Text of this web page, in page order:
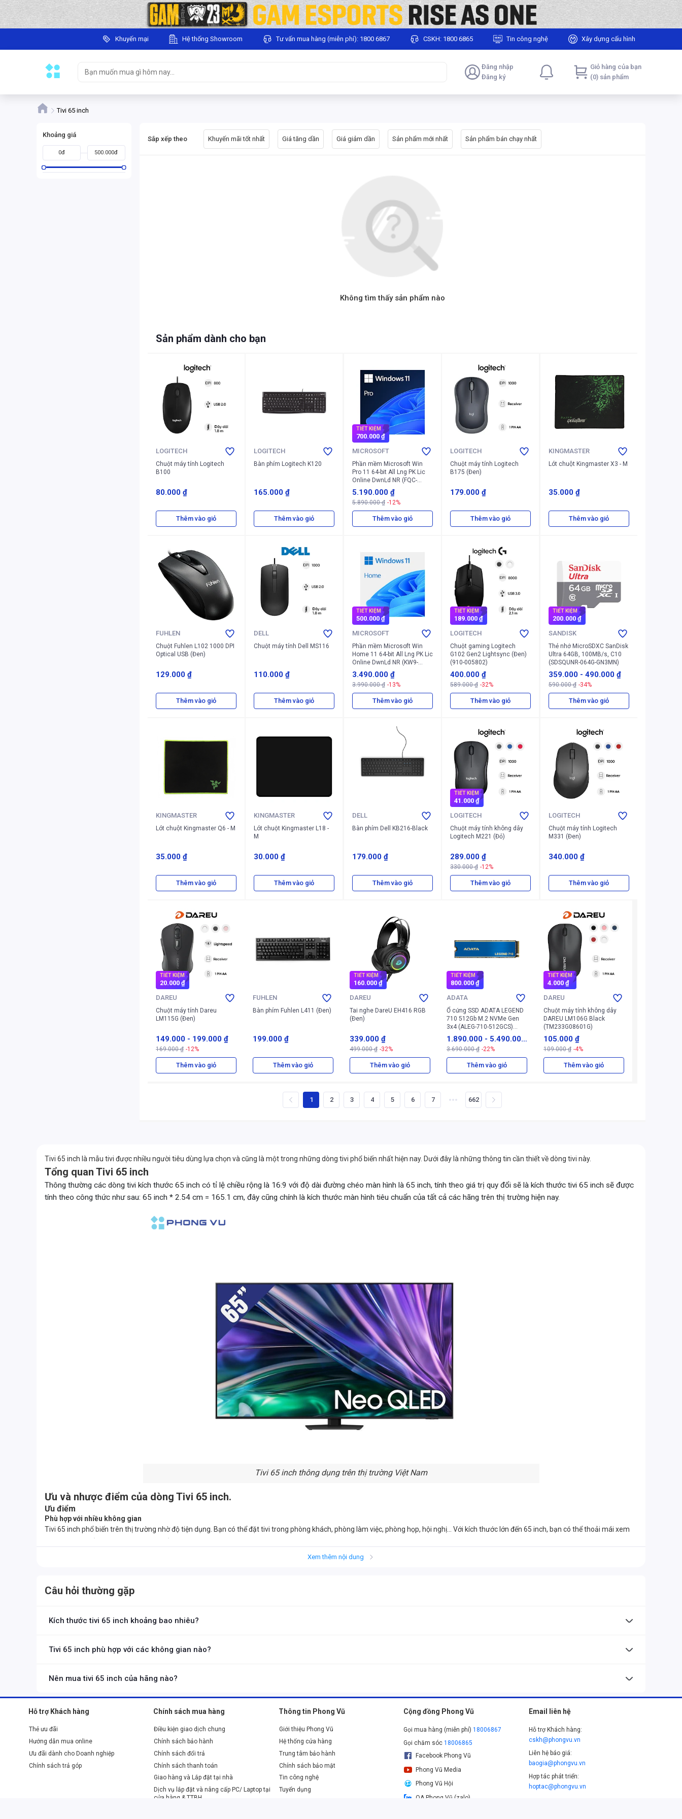
Khuyến mại Hệ thống Showroom Tư vấn mua hàng (miễn phí): 1800 6867 CSKH: 1800 6865 Tin công nghệ Xây dựng cấu hình
Đăng nhập
Đăng ký
Giỏ hàng của bạn
(0) sản phẩm
Tivi 65 inch
Khoảng giá
0đ 500.000đ
Sắp xếp theo Khuyến mãi tốt nhất Giá tăng dần Giá giảm dần Sản phẩm mới nhất Sản phẩm bán chạy nhất
Không tìm thấy sản phẩm nào
Sản phẩm dành cho bạn
LOGITECH
Chuột máy tính Logitech
B100
80.000 ₫
Thêm vào giỏ
LOGITECH
Bàn phím Logitech K120
165.000 ₫
Thêm vào giỏ
TIẾT KIỆM
700.000 ₫
MICROSOFT
Phần mềm Microsoft Win
Pro 11 64-bit All Lng PK Lic
Online DwnLd NR (FQC-
10572)
5.190.000 ₫
5.890.000 ₫ -12%
Thêm vào giỏ
LOGITECH
Chuột máy tính Logitech
B175 (Đen)
179.000 ₫
Thêm vào giỏ
KINGMASTER
Lót chuột Kingmaster X3 - M
35.000 ₫
Thêm vào giỏ
FUHLEN
Chuột Fuhlen L102 1000 DPI
Optical USB (Đen)
129.000 ₫
Thêm vào giỏ
DELL
Chuột máy tính Dell MS116
110.000 ₫
Thêm vào giỏ
TIẾT KIỆM
500.000 ₫
MICROSOFT
Phần mềm Microsoft Win
Home 11 64-bit All Lng PK Lic
Online DwnLd NR (KW9-
00664)
3.490.000 ₫
3.990.000 ₫ -13%
Thêm vào giỏ
TIẾT KIỆM
189.000 ₫
LOGITECH
Chuột gaming Logitech
G102 Gen2 Lightsync (Đen)
(910-005802)
400.000 ₫
589.000 ₫ -32%
Thêm vào giỏ
TIẾT KIỆM
200.000 ₫
SANDISK
Thẻ nhớ MicroSDXC SanDisk
Ultra 64GB, 100MB/s, C10
(SDSQUNR-064G-GN3MN)
359.000- 490.000 ₫
590.000 ₫ -34%
Thêm vào giỏ
KINGMASTER
Lót chuột Kingmaster Q6 - M
35.000 ₫
Thêm vào giỏ
KINGMASTER
Lót chuột Kingmaster L18 -
M
30.000 ₫
Thêm vào giỏ
DELL
Bàn phím Dell KB216-Black
179.000 ₫
Thêm vào giỏ
TIẾT KIỆM
41.000 ₫
LOGITECH
Chuột máy tính không dây
Logitech M221 (Đỏ)
289.000 ₫
330.000 ₫ -12%
Thêm vào giỏ
LOGITECH
Chuột máy tính Logitech
M331 (Đen)
340.000 ₫
Thêm vào giỏ
TIẾT KIỆM
20.000 ₫
DAREU
Chuột máy tính Dareu
LM115G (Đen)
149.000- 199.000 ₫
169.000 ₫ -12%
Thêm vào giỏ
FUHLEN
Bàn phím Fuhlen L411 (Đen)
199.000 ₫
Thêm vào giỏ
TIẾT KIỆM
160.000 ₫
DAREU
Tai nghe DareU EH416 RGB
(Đen)
339.000 ₫
499.000 ₫ -32%
Thêm vào giỏ
TIẾT KIỆM
800.000 ₫
ADATA
Ổ cứng SSD ADATA LEGEND
710 512Gb M.2 NVMe Gen
3x4 (ALEG-710-512GCS)
(Xanh)
1.890.000- 5.490.00
0 ₫
3.690.000 ₫ -22%
Thêm vào giỏ
TIẾT KIỆM
4.000 ₫
DAREU
Chuột máy tính không dây
DAREU LM106G Black
(TM233G08601G)
105.000 ₫
109.000 ₫ -4%
Thêm vào giỏ
1 2 3 4 5 6 7 662
Tivi 65 inch là mẫu tivi được nhiều người tiêu dùng lựa chọn và cũng là một trong những dòng tivi phổ biến nhất hiện nay. Dưới đây là những thông tin cần thiết về dòng tivi này.
Tổng quan Tivi 65 inch
Thông thường các dòng tivi kích thước 65 inch có tỉ lệ chiều rộng là 16:9 với độ dài đường chéo màn hình là 65 inch, tính theo giá trị quy đổi sẽ là kích thước tivi 65 inch sẽ được
tính theo công thức như sau: 65 inch * 2.54 cm = 165.1 cm, đây cũng chính là kích thước màn hình tiêu chuẩn của tất cả các hãng trên thị trường hiện nay.
Tivi 65 inch thông dụng trên thị trường Việt Nam
Ưu và nhược điểm của dòng Tivi 65 inch.
Ưu điểm
Phù hợp với nhiều không gian
Tivi 65 inch phổ biến trên thị trường nhờ độ tiện dụng. Bạn có thể đặt tivi trong phòng khách, phòng làm việc, phòng họp, hội nghị... Với kích thước lớn đến 65 inch, bạn có thể thoải mái xem
Xem thêm nội dung
Câu hỏi thường gặp
Kích thước tivi 65 inch khoảng bao nhiêu?
Tivi 65 inch phù hợp với các không gian nào?
Nên mua tivi 65 inch của hãng nào?
Bạn nên chọn mua tivi 65 inch của các thương hiệu uy tín như Samsung, Sony, Xiaomi,... để đảm bảo chất lượng sản phẩm và được hưởng chính sách bảo hành rõ ràng.
Hỗ trợ Khách hàng
Thẻ ưu đãi
Hướng dẫn mua online
Ưu đãi dành cho Doanh nghiệp
Chính sách trả góp
Chính sách mua hàng
Điều kiện giao dịch chung
Chính sách bảo hành
Chính sách đổi trả
Chính sách thanh toán
Giao hàng và Lắp đặt tại nhà
Dịch vụ lắp đặt và nâng cấp PC/ Laptop tại
cửa hàng & TTBH
Thông tin Phong Vũ
Giới thiệu Phong Vũ
Hệ thống cửa hàng
Trung tâm bảo hành
Chính sách bảo mật
Tin công nghệ
Tuyển dụng
Cộng đồng Phong Vũ
Gọi mua hàng (miễn phí)18006867
Gọi chăm sóc18006865
Facebook Phong Vũ
Phong Vũ Media
Phong Vũ Hội
OA Phong Vũ (zalo)
Email liên hệ
Hỗ trợ Khách hàng:
cskh@phongvu.vn
Liên hệ báo giá:
baogia@phongvu.vn
Hợp tác phát triển:
hoptac@phongvu.vn